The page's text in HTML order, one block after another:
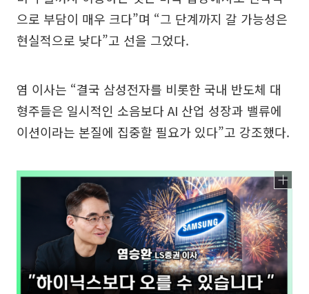
으로 부담이 매우 크다”며 “그 단계까지 갈 가능성은
현실적으로 낮다”고 선을 그었다.
염 이사는 “결국 삼성전자를 비롯한 국내 반도체 대
형주들은 일시적인 소음보다 AI 산업 성장과 밸류에
이션이라는 본질에 집중할 필요가 있다”고 강조했다.